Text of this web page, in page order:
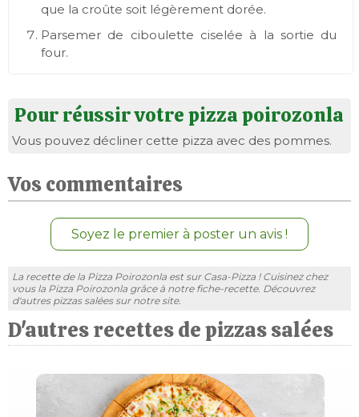
que la croûte soit légèrement dorée.
Parsemer de ciboulette ciselée à la sortie du
four.
Pour réussir votre pizza poirozonla
Vous pouvez décliner cette pizza avec des pommes.
Vos commentaires
Soyez le premier à poster un avis !
La recette de la Pizza Poirozonla est sur Casa-Pizza ! Cuisinez chez
vous la Pizza Poirozonla grâce à notre fiche-recette. Découvrez
d'autres pizzas salées sur notre site.
D'autres recettes de pizzas salées